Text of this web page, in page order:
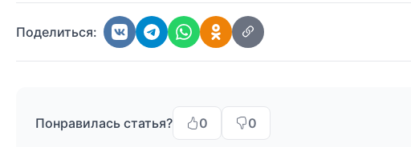
Поделиться:
Понравилась статья? 0 0